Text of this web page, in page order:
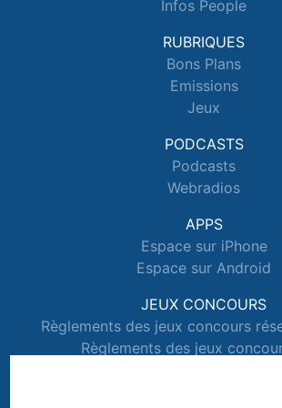
Infos People
RUBRIQUES
Bons Plans
Emissions
Jeux
PODCASTS
Podcasts
Webradios
APPS
Espace sur iPhone
Espace sur Android
JEUX CONCOURS
Règlements des jeux concours
Règlements des jeux